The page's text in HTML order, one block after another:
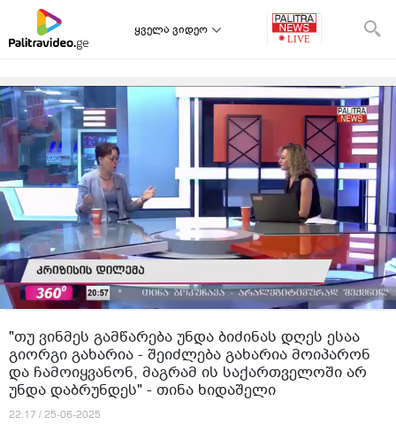
ყველა ვიდეო
"თუ ვინმეს გამწარება უნდა ბიძინას დღეს ესაა
გიორგი გახარია - შეიძლება გახარია მოიპარონ
და ჩამოიყვანონ, მაგრამ ის საქართველოში არ
უნდა დაბრუნდეს" - თინა ხიდაშელი
22:17 / 25-06-2025